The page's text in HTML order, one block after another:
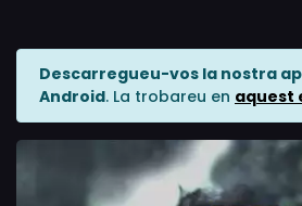
Descarregueu-vos la nostra
Android. La trobareu en aquest